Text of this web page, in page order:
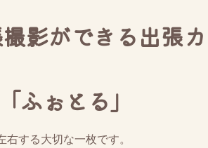
影ができる出張
ふぉとる」
する大切な一枚です。